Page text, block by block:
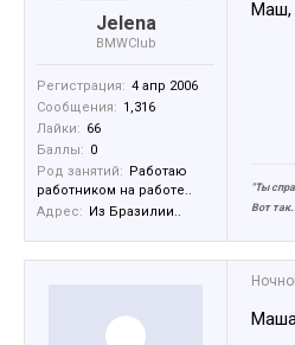
Jelena
BMWClub
Регистрация: 4 апр 2006
Сообщения: 1,316
Лайки: 66
Баллы: 0
Род занятий:
Работаю
работником на работе..
Адрес:
Из Бразилии..
Маш,
"Ты
Вот